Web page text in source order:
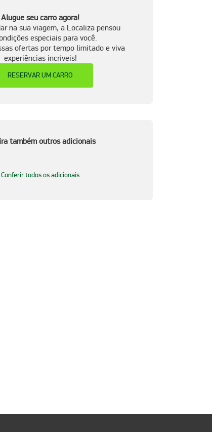
Alugue seu carro agora!
na sua viagem, a Localiza pensou
especiais para você.
ofertas por tempo limitado e viva
experiências incríveis!
RESERVAR UM CARRO
também outros adicionais
Conferir todos os adicionais